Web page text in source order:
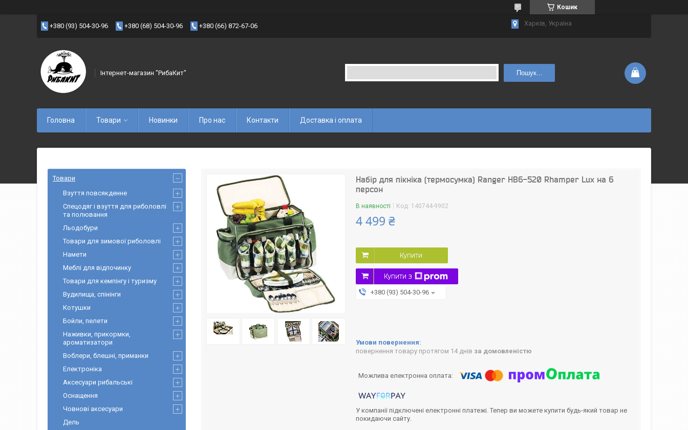
Кошик
+380 (93) 504-30-96 +380 (68) 504-30-96 +380 (66) 872-67-06 Харків, Україна
Інтернет-магазин "РибаКит" Пошук...
Головна Товари Новинки Про нас Контакти Доставка і оплата
Набір для пікніка (термосумка) Ranger НВ6-520 Rhamper Lux на 6
персон
В наявності Код: 140744-9902
4 499 ₴
Купити
Купити з
+380 (93) 504-30-96
повернення товару протягом 14 днів за домовленістю
У компанії підключені електронні платежі. Тепер ви можете купити будь-який товар не
покидаючи сайту.
Товари
Взуття повсякденне
Спецодяг і взуття для риболовлі
та полювання
Льодобури
Товари для зимової риболовлі
Намети
Меблі для відпочинку
Товари для кемпінгу і туризму
Вудилища, спінінги
Котушки
Бойли, пелети
Наживки, прикормки,
ароматизатори
Воблери, блешні, приманки
Електроніка
Аксесуари рибальські
Оснащення
Човнові аксесуари
Дель